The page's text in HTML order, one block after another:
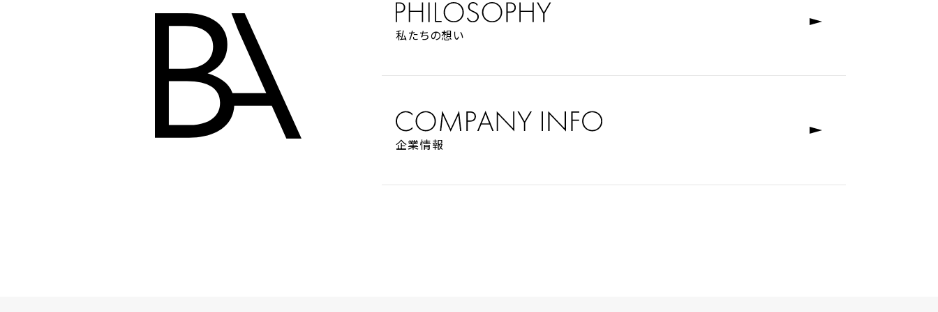
私たちの想い
企業情報